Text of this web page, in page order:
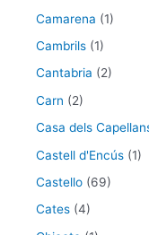
Camarena (1)
Cambrils (1)
Cantabria (2)
Carn (2)
Casa dels
Castell d'Encús (1)
Castello (69)
Cates (4)